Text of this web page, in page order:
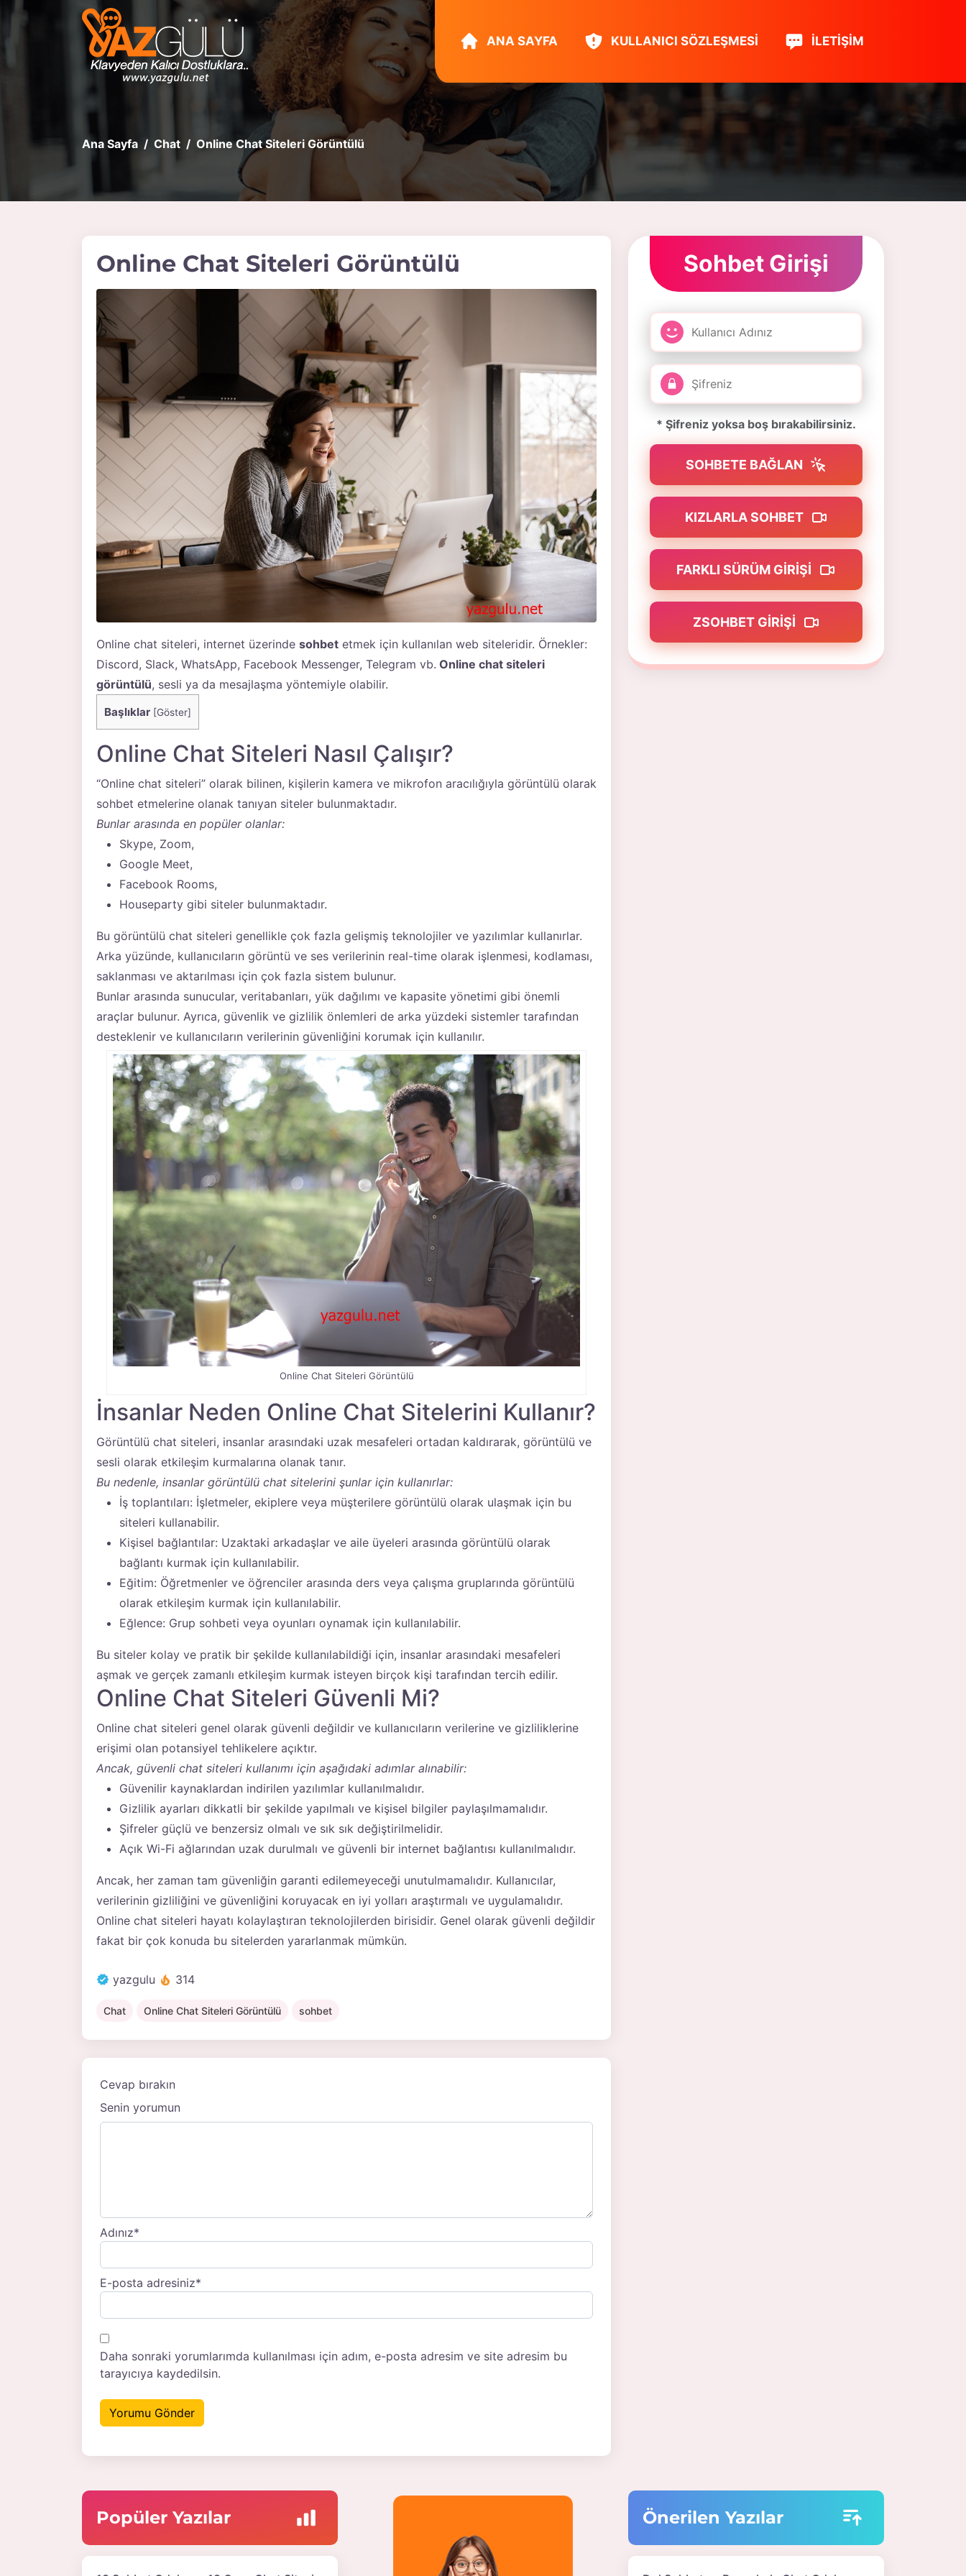
ANA SAYFA KULLANICI SÖZLEŞMESI İLETIŞIM
Ana Sayfa Chat Online Chat Siteleri Görüntülü
Sohbet Girişi
* Şifreniz yoksa boş bırakabilirsiniz.
SOHBETE BAĞLAN
KIZLARLA SOHBET
FARKLI SÜRÜM GIRIŞI
ZSOHBET GIRIŞI
Online Chat Siteleri Görüntülü
Online chat siteleri, internet üzerinde sohbet etmek için kullanılan web siteleridir. Örnekler:
Discord, Slack, WhatsApp, Facebook Messenger, Telegram vb. Online chat siteleri
görüntülü, sesli ya da mesajlaşma yöntemiyle olabilir.
Başlıklar [Göster]
Online Chat Siteleri Nasıl Çalışır?
“Online chat siteleri” olarak bilinen, kişilerin kamera ve mikrofon aracılığıyla görüntülü olarak
sohbet etmelerine olanak tanıyan siteler bulunmaktadır.
Bunlar arasında en popüler olanlar:
Skype, Zoom,
Google Meet,
Facebook Rooms,
Houseparty gibi siteler bulunmaktadır.
Bu görüntülü chat siteleri genellikle çok fazla gelişmiş teknolojiler ve yazılımlar kullanırlar.
Arka yüzünde, kullanıcıların görüntü ve ses verilerinin real-time olarak işlenmesi, kodlaması,
saklanması ve aktarılması için çok fazla sistem bulunur.
Bunlar arasında sunucular, veritabanları, yük dağılımı ve kapasite yönetimi gibi önemli
araçlar bulunur. Ayrıca, güvenlik ve gizlilik önlemleri de arka yüzdeki sistemler tarafından
desteklenir ve kullanıcıların verilerinin güvenliğini korumak için kullanılır.
Online Chat Siteleri Görüntülü
İnsanlar Neden Online Chat Sitelerini Kullanır?
Görüntülü chat siteleri, insanlar arasındaki uzak mesafeleri ortadan kaldırarak, görüntülü ve
sesli olarak etkileşim kurmalarına olanak tanır.
Bu nedenle, insanlar görüntülü chat sitelerini şunlar için kullanırlar:
İş toplantıları: İşletmeler, ekiplere veya müşterilere görüntülü olarak ulaşmak için bu
siteleri kullanabilir.
Kişisel bağlantılar: Uzaktaki arkadaşlar ve aile üyeleri arasında görüntülü olarak
bağlantı kurmak için kullanılabilir.
Eğitim: Öğretmenler ve öğrenciler arasında ders veya çalışma gruplarında görüntülü
olarak etkileşim kurmak için kullanılabilir.
Eğlence: Grup sohbeti veya oyunları oynamak için kullanılabilir.
Bu siteler kolay ve pratik bir şekilde kullanılabildiği için, insanlar arasındaki mesafeleri
aşmak ve gerçek zamanlı etkileşim kurmak isteyen birçok kişi tarafından tercih edilir.
Online Chat Siteleri Güvenli Mi?
Online chat siteleri genel olarak güvenli değildir ve kullanıcıların verilerine ve gizliliklerine
erişimi olan potansiyel tehlikelere açıktır.
Ancak, güvenli chat siteleri kullanımı için aşağıdaki adımlar alınabilir:
Güvenilir kaynaklardan indirilen yazılımlar kullanılmalıdır.
Gizlilik ayarları dikkatli bir şekilde yapılmalı ve kişisel bilgiler paylaşılmamalıdır.
Şifreler güçlü ve benzersiz olmalı ve sık sık değiştirilmelidir.
Açık Wi-Fi ağlarından uzak durulmalı ve güvenli bir internet bağlantısı kullanılmalıdır.
Ancak, her zaman tam güvenliğin garanti edilemeyeceği unutulmamalıdır. Kullanıcılar,
verilerinin gizliliğini ve güvenliğini koruyacak en iyi yolları araştırmalı ve uygulamalıdır.
Online chat siteleri hayatı kolaylaştıran teknolojilerden birisidir. Genel olarak güvenli değildir
fakat bir çok konuda bu sitelerden yararlanmak mümkün.
yazgulu 314
Chat Online Chat Siteleri Görüntülü sohbet
Cevap bırakın
Senin yorumun
Adınız*
E-posta adresiniz*
Daha sonraki yorumlarımda kullanılması için adım, e-posta adresim ve site adresim bu
tarayıcıya kaydedilsin.
Popüler Yazılar Önerilen Yazılar